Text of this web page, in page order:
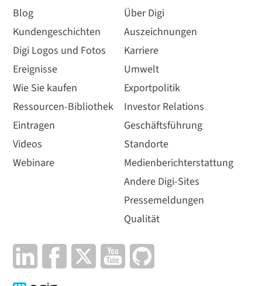
Blog
Kundengeschichten
Digi Logos und Fotos
Ereignisse
Wie Sie kaufen
Ressourcen-Bibliothek
Eintragen
Videos
Webinare
Über Digi
Auszeichnungen
Karriere
Umwelt
Exportpolitik
Investor Relations
Geschäftsführung
Standorte
Medienberichterstattung
Andere Digi-Sites
Pressemeldungen
Qualität